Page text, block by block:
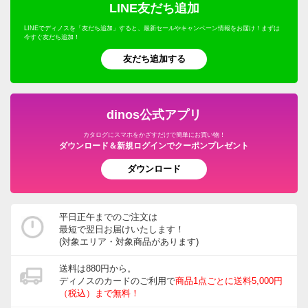
LINE友だち追加
LINEでディノスを「友だち追加」すると、最新セールやキャンペーン情報をお届け！まずは
今すぐ友だち追加！
友だち追加する
dinos公式アプリ
カタログにスマホをかざすだけで簡単にお買い物！
ダウンロード＆新規ログインでクーポンプレゼント
ダウンロード
平日正午までのご注文は
最短で翌日お届けいたします！
(対象エリア・対象商品があります)
送料は880円から。
ディノスのカードのご利用で商品1点ごとに送料5,000円
（税込）まで無料！